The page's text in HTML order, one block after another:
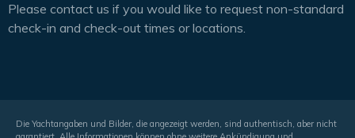
Please contact us if you would like to request non-standard
check-in and check-out times or locations.
Die Yachtangaben und Bilder, die angezeigt werden, sind authentisch, aber nicht